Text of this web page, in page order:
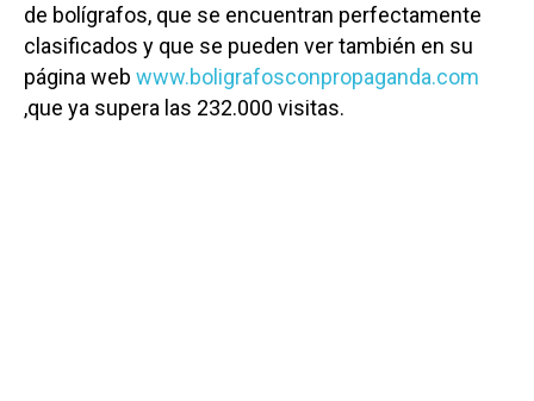
de bolígrafos, que se encuentran perfectamente
clasificados y que se pueden ver también en su
página web www.boligrafosconpropaganda.com
,que ya supera las 232.000 visitas.